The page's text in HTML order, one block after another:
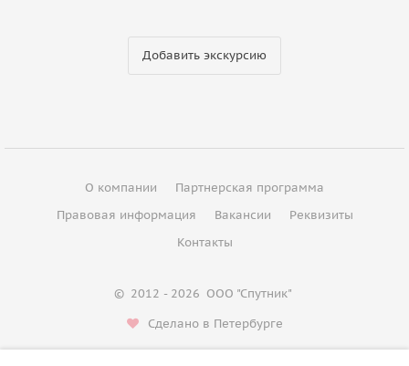
Добавить экскурсию
О компании
Партнерская программа
Правовая информация
Вакансии
Реквизиты
Контакты
© 2012 - 2026 ООО "Спутник"
Сделано в Петербурге